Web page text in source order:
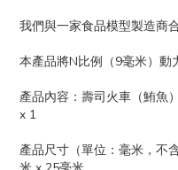
我們與一家食品模型製造商
本產品將N比例（9毫米）動
產品內容：壽司火車（鮪魚
x 1
產品尺寸（單位：毫米，不